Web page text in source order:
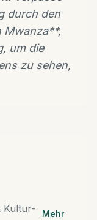
durch den
um die
zu sehen,
Kultur-
Mehr